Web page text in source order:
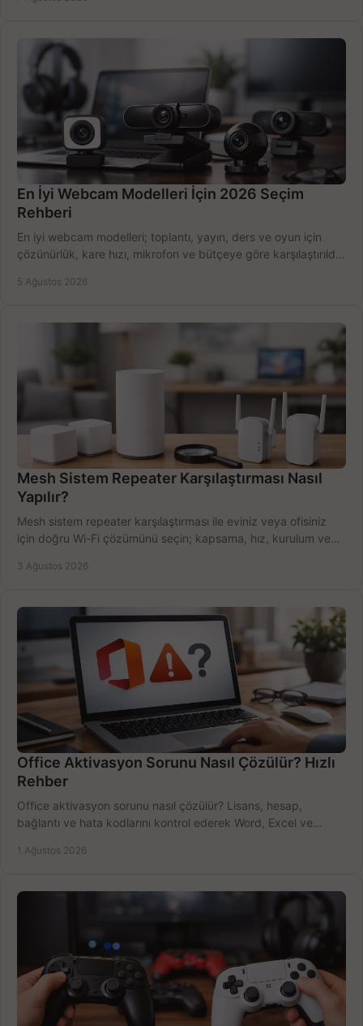
En İyi Webcam Modelleri İçin 2026 Seçim
Rehberi
En iyi webcam modelleri; toplantı, yayın, ders ve oyun için
çözünürlük, kare hızı, mikrofon ve bütçeye göre karşılaştırıldı.
5 Ağustos 2026
Mesh Sistem Repeater Karşılaştırması Nasıl
Yapılır?
Mesh sistem repeater karşılaştırması ile eviniz veya ofisiniz
için doğru Wi-Fi çözümünü seçin; kapsama, hız, kurulum ve
3 Ağustos 2026
Office Aktivasyon Sorunu Nasıl Çözülür? Hızlı
Rehber
Office aktivasyon sorunu nasıl çözülür? Lisans, hesap,
bağlantı ve hata kodlarını kontrol ederek Word, Excel ve
1 Ağustos 2026